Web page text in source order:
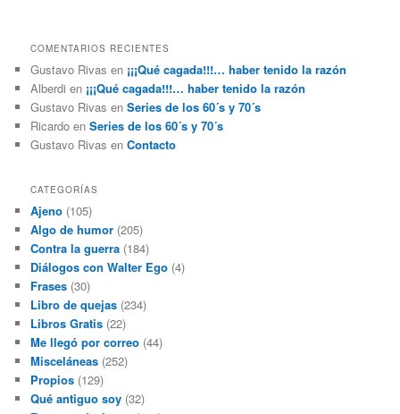
COMENTARIOS RECIENTES
Gustavo Rivas en ¡¡¡Qué cagada!!!… haber tenido la razón
Alberdi en ¡¡¡Qué cagada!!!… haber tenido la razón
Gustavo Rivas enSeries de los 60´s y 70´s
Ricardo enSeries de los 60´s y 70´s
Gustavo Rivas enContacto
CATEGORÍAS
Ajeno (105)
Algo de humor (205)
Contra la guerra (184)
Diálogos con Walter Ego (4)
Frases (30)
Libro de quejas (234)
Libros Gratis (22)
Me llegó por correo (44)
Misceláneas (252)
Propios (129)
Qué antiguo soy (32)